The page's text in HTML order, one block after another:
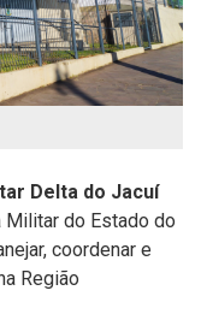
Delta do Jacuí
Militar do Estado do
coordenar e
Região